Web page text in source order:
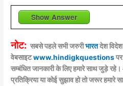
Show Answer
नोट: सबसे पहले सभी जरुरीभारतदेश
वेबसाइटwww.hindigkquestions
सम्बंधित जानकारी के लिए हमारे साथ जुड़े
प्रतिक्रिया या कोई सुझाव हो तो जरूर हमारे